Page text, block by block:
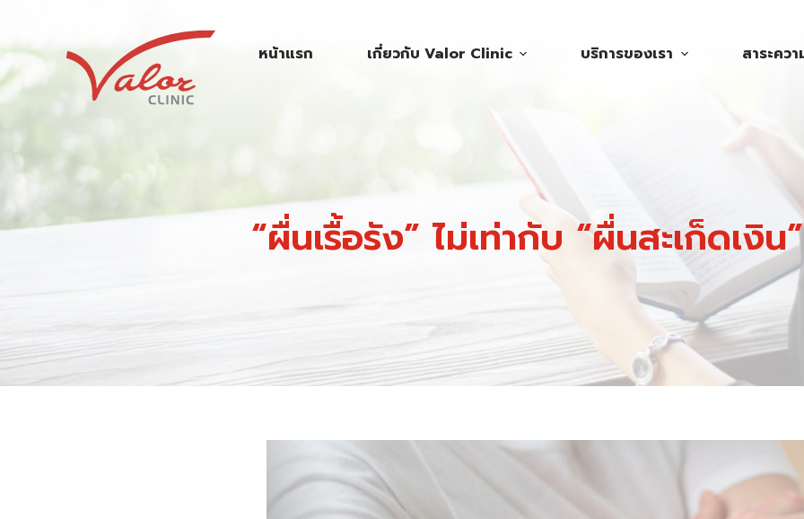
k
i
p
c
n
t
หน้าแรก เกี่ยวกับ Valor Clinic บริการของเรา สาระควา
“ผื่นเรื้อรัง” ไม่เท่ากับ “ผื่นสะเก็ดเงิน